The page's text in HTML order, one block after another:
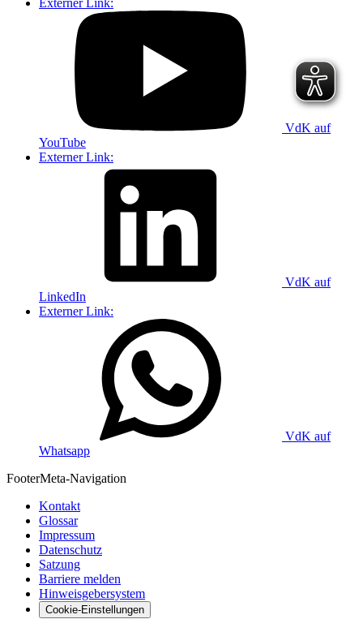
Externer Link:
VdK auf
YouTube
Externer Link:
VdK auf
LinkedIn
Externer Link:
VdK auf
Whatsapp
FooterMeta-Navigation
Kontakt
Glossar
Impressum
Datenschutz
Satzung
Barriere melden
Hinweisgebersystem
Cookie-Einstellungen